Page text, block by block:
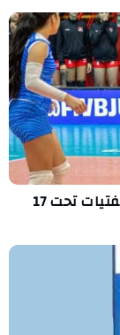
هزيمة ثانية لتونس في مونديال الطائرة للفتيات تحت 17